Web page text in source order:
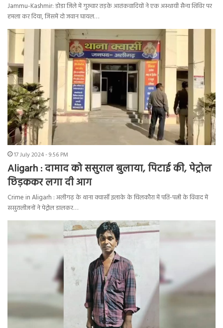
Jammu-Kashmir: डोडा जिले में गुरुवार तड़के आतंकवादियों ने एक अस्थायी सैन्य शिविर पर
हमला कर दिया, जिसमें दो जवान घायल…
17 July 2024 - 9:56 PM
Aligarh : दामाद को ससुराल बुलाया, पिटाई की, पेट्रोल
छिड़ककर लगा दी आग
Crime in Aligarh : अलीगढ़ के थाना क्वार्सी इलाके के चिलकौरा में पति-पत्नी के विवाद में
ससुरालीजनों ने पेट्रोल डालकर…